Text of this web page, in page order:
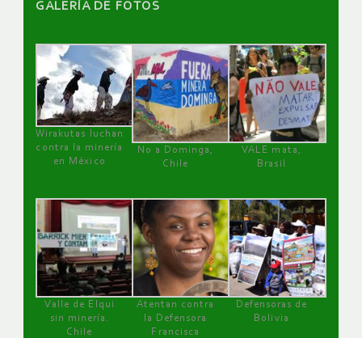
GALERÌA DE FOTOS
Wirakutas luchan
contra la minería
en México
No a Dominga,
Chile
VALE mata,
Brasil
Valle de Elqui
sin minería.
Chile
Atentan contra
la Defensora
Francisca
Defensoras de
Bolivia